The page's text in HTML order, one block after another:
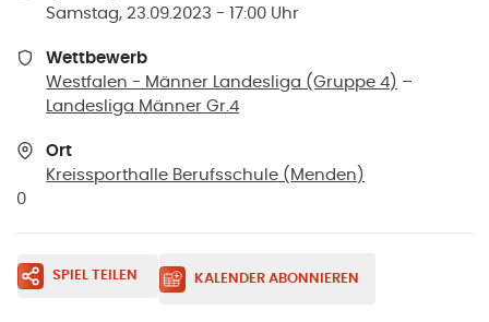
Samstag, 23.09.2023 - 17:00 Uhr
Wettbewerb
Westfalen - Männer Landesliga (Gruppe 4) –
Landesliga Männer Gr.4
Ort
Kreissporthalle Berufsschule ( Menden )
0
SPIEL TEILEN KALENDER ABONNIEREN